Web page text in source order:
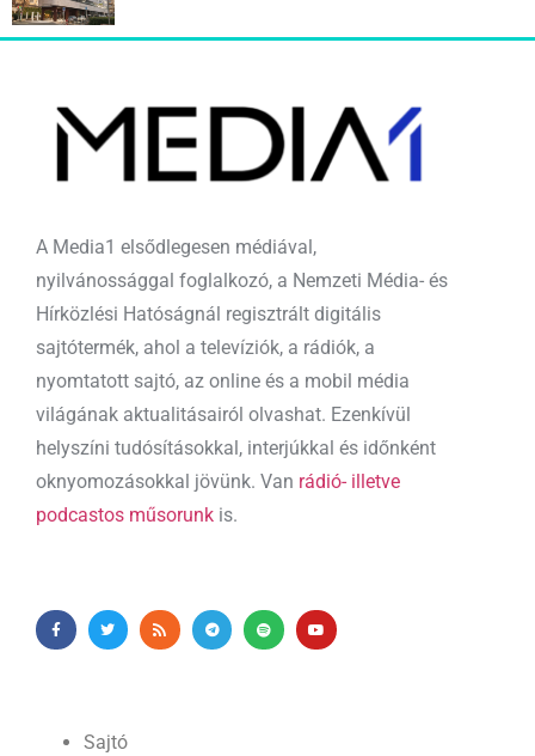
A Media1 elsődlegesen médiával,
nyilvánossággal foglalkozó, a Nemzeti Média- és
Hírközlési Hatóságnál regisztrált digitális
sajtótermék, ahol a televíziók, a rádiók, a
nyomtatott sajtó, az online és a mobil média
világának aktualitásairól olvashat. Ezenkívül
helyszíni tudósításokkal, interjúkkal és időnként
oknyomozásokkal jövünk. Van rádió- illetve
podcastos műsorunk is.
Sajtó